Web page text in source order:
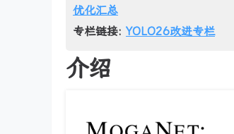
优化汇总
专栏链接: YOLO26改进专栏
介绍